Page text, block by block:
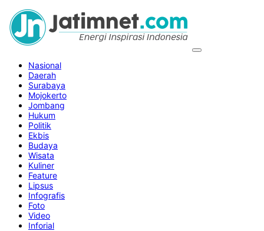
Nasional
Daerah
Surabaya
Mojokerto
Jombang
Hukum
Politik
Ekbis
Budaya
Wisata
Kuliner
Feature
Lipsus
Infografis
Foto
Video
Inforial